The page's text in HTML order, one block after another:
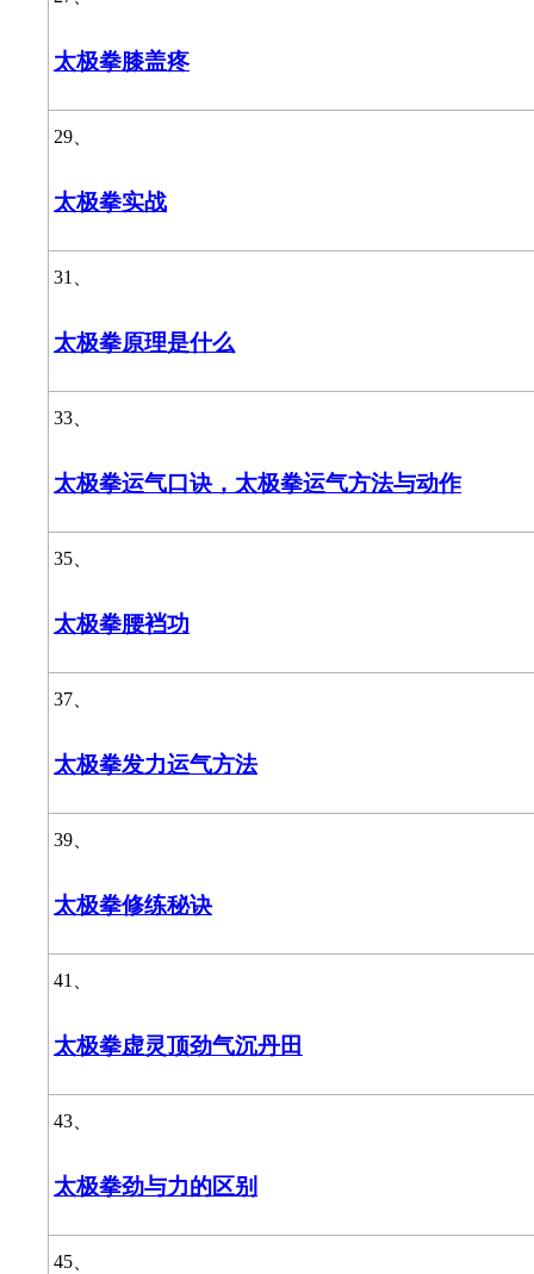
太极拳膝盖疼
29、
太极拳实战
31、
太极拳原理是什么
33、
太极拳运气口诀，太极拳运气方法与动作
35、
太极拳腰裆功
37、
太极拳发力运气方法
39、
太极拳修练秘诀
41、
太极拳虚灵顶劲气沉丹田
43、
太极拳劲与力的区别
45、